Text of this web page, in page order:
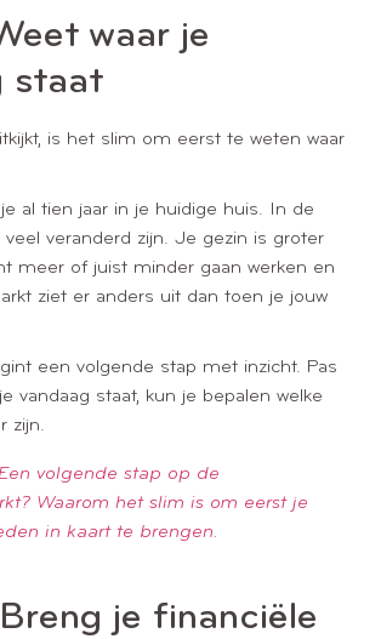
waar je
staat
is het slim om eerst te weten waar
al tien jaar in je huidige huis. In de
veranderd zijn. Je gezin is groter
meer of juist minder gaan werken en
ziet er anders uit dan toen je jouw
een volgende stap met inzicht. Pas
vandaag staat, kun je bepalen welke
zijn.
Een volgende stap op de
Waarom het slim is om eerst je
in kaart te brengen.
je financiële